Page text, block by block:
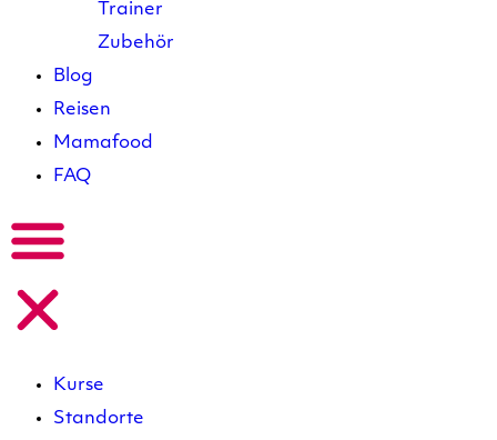
Trainer
Zubehör
Blog
Reisen
Mamafood
FAQ
Kurse
Standorte